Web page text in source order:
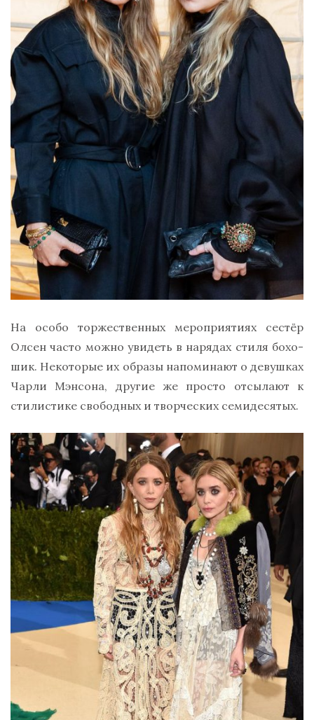
На особо торжественных мероприятиях сестёр
Олсен часто можно увидеть в нарядах стиля бохо-
шик. Некоторые их образы напоминают о девушках
Чарли Мэнсона, другие же просто отсылают к
стилистике свободных и творческих семидесятых.